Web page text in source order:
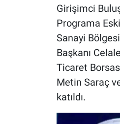
Girişimci
Programa
Sanayi
Başkanı
Ticaret
Metin Saraç
katıldı.